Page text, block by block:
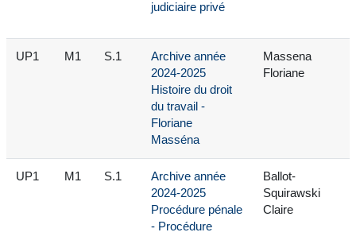
judiciaire privé
UP1 M1 S.1
Archive année
2024-2025
Histoire du droit
du travail -
Floriane
Masséna
Massena
Floriane
UP1 M1 S.1
Archive année
2024-2025
Procédure pénale
- Procédure
Ballot-
Squirawski
Claire